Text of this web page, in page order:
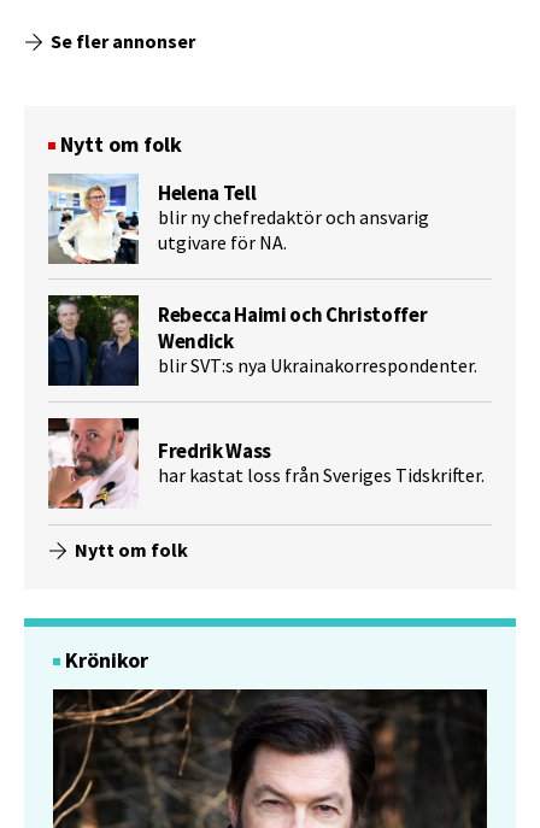
Se fler annonser
Nytt om folk
Helena Tell
blir ny chefredaktör och ansvarig
utgivare för NA.
Rebecca Haimi och Christoffer
Wendick
blir SVT:s nya Ukrainakorrespondenter.
Fredrik Wass
har kastat loss från Sveriges Tidskrifter.
Nytt om folk
Krönikor